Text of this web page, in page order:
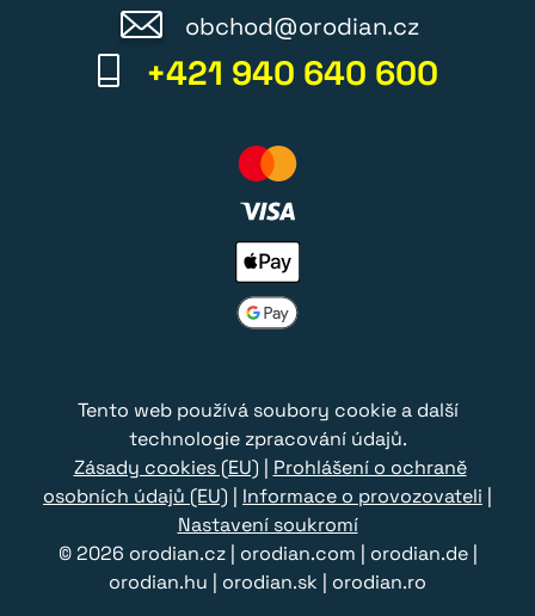
obchod@orodian.cz
+421 940 640 600
Tento web používá soubory cookie a další
technologie zpracování údajů.
Zásady cookies (EU)
Prohlášení o ochraně
osobních údajů (EU)
Informace o provozovateli
Nastavení soukromí
© 2026 orodian.cz| orodian.com orodian.de|
orodian.hu
orodian.sk orodian.ro